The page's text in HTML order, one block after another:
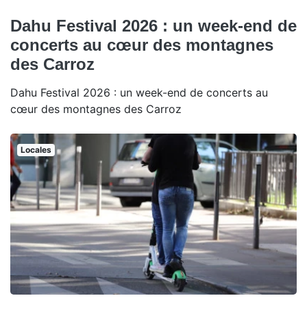
Dahu Festival 2026 : un week-end de
concerts au cœur des montagnes
des Carroz
Dahu Festival 2026 : un week-end de concerts au
cœur des montagnes des Carroz
Locales